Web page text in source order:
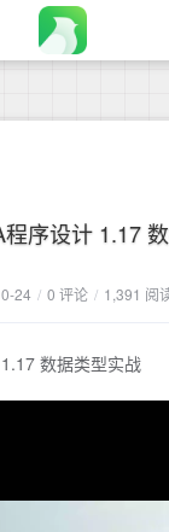
序设计 1.17
24 / 0 评论 / 1,391 阅
数据类型实战